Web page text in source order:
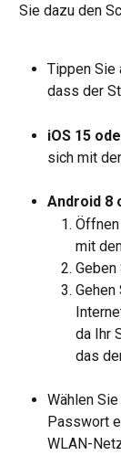
Sie dazu den
Tippen Sie
dass der
iOS 15
sich mit
Android 8
mit
Gehen
da Ihr
das
Wählen
Passwort
WLAN-